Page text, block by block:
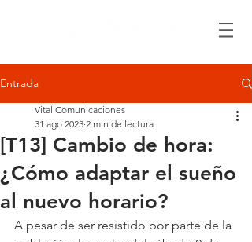
Entrada
[T13] Cambio de hora:
¿Cómo adaptar el sueño
al nuevo horario?
Vital Comunicaciones
31 ago 2023 2 min de lectura
A pesar de ser resistido por parte de la